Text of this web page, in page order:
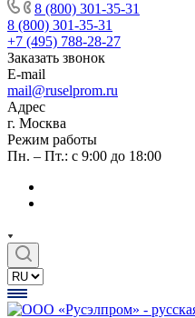
8 (800) 301-35-31
8 (800) 301-35-31
+7 (495) 788-28-27
Заказать звонок
E-mail
mail@ruselprom.ru
Адрес
г. Москва
Режим работы
Пн. – Пт.: с 9:00 до 18:00